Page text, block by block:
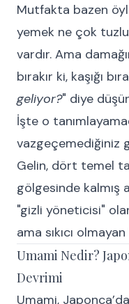
Mutfakta bazen
yemek ne çok
vardır. Ama
bırakır ki, kaşığı
geliyor?" diye
İşte o
vazgeçemediğiniz
Gelin, dört temel
gölgesinde kalmış
"gizli yöneticisi"
ama sıkıcı
Umami Nedir?
Devrimi
Umami,